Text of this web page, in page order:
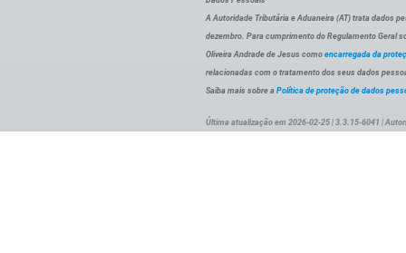
A Autoridade Tributária e Aduaneira (AT) trata dados
dezembro. Para cumprimento do Regulamento Geral
Oliveira Andrade de Jesus como encarregada da
relacionadas com o tratamento dos seus dados
Saiba mais sobre a Política de proteção de dados
Última atualização em 2026-02-25 | 3.3.15-6041 |